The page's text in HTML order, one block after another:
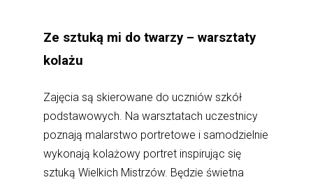
Ze sztuką mi do twarzy – warsztaty
kolażu
Zajęcia są skierowane do uczniów szkół
podstawowych. Na warsztatach uczestnicy
poznają malarstwo portretowe i samodzielnie
wykonają kolażowy portret inspirując się
sztuką Wielkich Mistrzów. Będzie świetna